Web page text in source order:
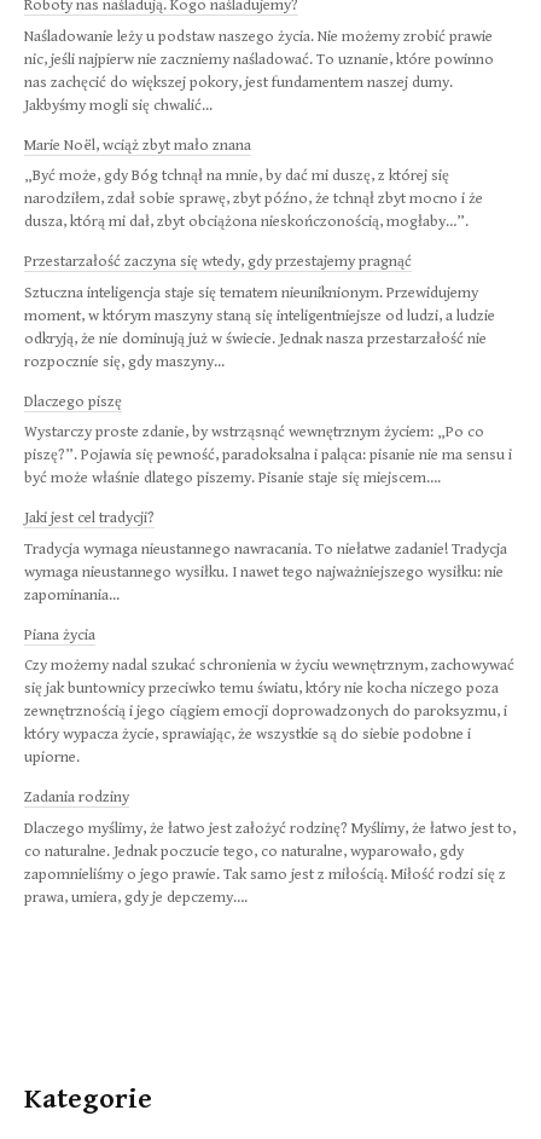
Roboty nas naśladują. Kogo naśladujemy?
Naśladowanie leży u podstaw naszego życia. Nie możemy zrobić prawie
nic, jeśli najpierw nie zaczniemy naśladować. To uznanie, które powinno
nas zachęcić do większej pokory, jest fundamentem naszej dumy.
Jakbyśmy mogli się chwalić...
Marie Noël, wciąż zbyt mało znana
„Być może, gdy Bóg tchnął na mnie, by dać mi duszę, z której się
narodziłem, zdał sobie sprawę, zbyt późno, że tchnął zbyt mocno i że
dusza, którą mi dał, zbyt obciążona nieskończonością, mogłaby…”.
Przestarzałość zaczyna się wtedy, gdy przestajemy pragnąć
Sztuczna inteligencja staje się tematem nieuniknionym. Przewidujemy
moment, w którym maszyny staną się inteligentniejsze od ludzi, a ludzie
odkryją, że nie dominują już w świecie. Jednak nasza przestarzałość nie
rozpocznie się, gdy maszyny...
Dlaczego piszę
Wystarczy proste zdanie, by wstrząsnąć wewnętrznym życiem: „Po co
piszę?”. Pojawia się pewność, paradoksalna i paląca: pisanie nie ma sensu i
być może właśnie dlatego piszemy. Pisanie staje się miejscem….
Jaki jest cel tradycji?
Tradycja wymaga nieustannego nawracania. To niełatwe zadanie! Tradycja
wymaga nieustannego wysiłku. I nawet tego najważniejszego wysiłku: nie
zapominania...
Piana życia
Czy możemy nadal szukać schronienia w życiu wewnętrznym, zachowywać
się jak buntownicy przeciwko temu światu, który nie kocha niczego poza
zewnętrznością i jego ciągiem emocji doprowadzonych do paroksyzmu, i
który wypacza życie, sprawiając, że wszystkie są do siebie podobne i
upiorne.
Zadania rodziny
Dlaczego myślimy, że łatwo jest założyć rodzinę? Myślimy, że łatwo jest to,
co naturalne. Jednak poczucie tego, co naturalne, wyparowało, gdy
zapomnieliśmy o jego prawie. Tak samo jest z miłością. Miłość rodzi się z
prawa, umiera, gdy je depczemy….
Kategorie